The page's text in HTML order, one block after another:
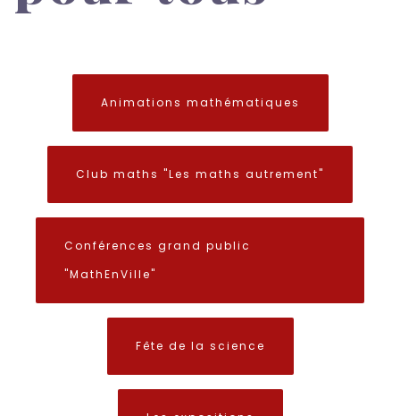
Animations mathématiques
Club maths "Les maths autrement"
Conférences grand public
"MathEnVille"
Fête de la science